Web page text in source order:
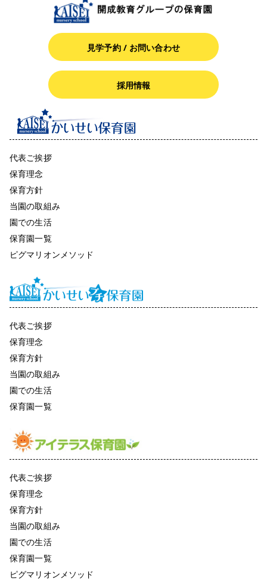
見学予約 / お問い合わせ
採用情報
代表ご挨拶
保育理念
保育方針
当園の取組み
園での生活
保育園一覧
ピグマリオンメソッド
代表ご挨拶
保育理念
保育方針
当園の取組み
園での生活
保育園一覧
代表ご挨拶
保育理念
保育方針
当園の取組み
園での生活
保育園一覧
ピグマリオンメソッド